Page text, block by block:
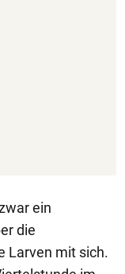
ein
die
Larven mit sich.